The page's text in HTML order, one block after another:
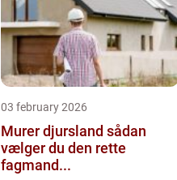
03 february 2026
Murer djursland sådan
vælger du den rette
fagmand...